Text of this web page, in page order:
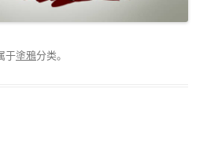
于塗鴉分类。